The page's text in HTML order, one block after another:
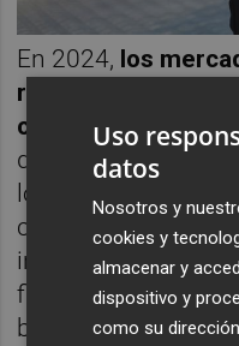
En 2024, los
registrarán un
condiciones
de los bonos
lo cual afectaría
cobertura. Las
inclinarse más
fiscales, aunque
bonos y acciones
Uso
datos
Nosotros y
cookies y
almacenar y
dispositivo y
como su